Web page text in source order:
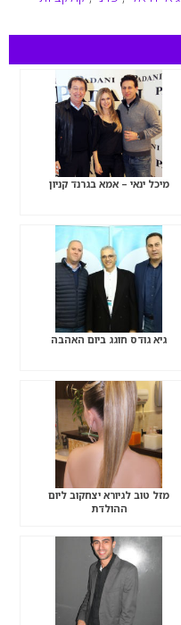
מיכל ינאי – אמא בגרנד קניון
גיא גודס חוגג ביום האהבה
מזל טוב לגיורא יצחקוב ליום
ההולדת